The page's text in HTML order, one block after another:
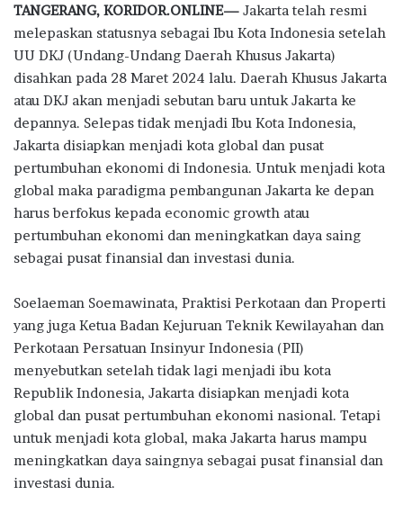
e
b
o
o
k
it
te
r
at
s
A
p
p
e e
g
ra
m
ar
e
TANGERANG, KORIDOR.ONLINE— Jakarta telah resmi
melepaskan statusnya sebagai Ibu Kota Indonesia setelah
UU DKJ (Undang-Undang Daerah Khusus Jakarta)
disahkan pada 28 Maret 2024 lalu. Daerah Khusus Jakarta
atau DKJ akan menjadi sebutan baru untuk Jakarta ke
depannya. Selepas tidak menjadi Ibu Kota Indonesia,
Jakarta disiapkan menjadi kota global dan pusat
pertumbuhan ekonomi di Indonesia. Untuk menjadi kota
global maka paradigma pembangunan Jakarta ke depan
harus berfokus kepada economic growth atau
pertumbuhan ekonomi dan meningkatkan daya saing
sebagai pusat finansial dan investasi dunia.
Soelaeman Soemawinata, Praktisi Perkotaan dan Properti
yang juga Ketua Badan Kejuruan Teknik Kewilayahan dan
Perkotaan Persatuan Insinyur Indonesia (PII)
menyebutkan setelah tidak lagi menjadi ibu kota
Republik Indonesia, Jakarta disiapkan menjadi kota
global dan pusat pertumbuhan ekonomi nasional. Tetapi
untuk menjadi kota global, maka Jakarta harus mampu
meningkatkan daya saingnya sebagai pusat finansial dan
investasi dunia.